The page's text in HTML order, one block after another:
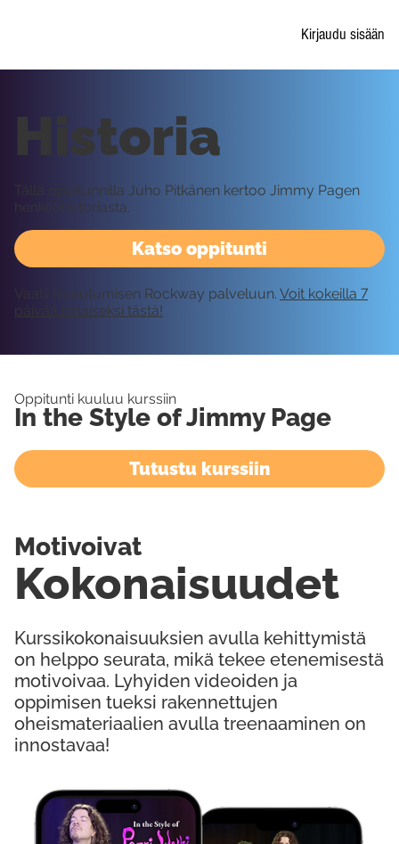
Kirjaudu sisään
Katso oppitunti
Historia
Tällä oppitunnilla Juho Pitkänen kertoo Jimmy Pagen
henkilöhistoriasta.
Vaatii kirjautumisen Rockway palveluun. Voit kokeilla 7
päivää ilmaiseksi tästä!
Oppitunti kuuluu kurssiin
In the Style of Jimmy Page
Tutustu kurssiin
Kurssikokonaisuuksien avulla kehittymistä
on helppo seurata, mikä tekee etenemisestä
motivoivaa. Lyhyiden videoiden ja
oppimisen tueksi rakennettujen
oheismateriaalien avulla treenaaminen on
innostavaa!
Kokonaisuudet
Motivoivat